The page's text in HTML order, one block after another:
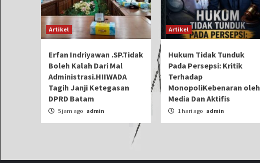
Artikel
Erfan Indriyawan .SP.Tidak
Boleh Kalah Dari Mal
Administrasi.HIIWADA
Tagih Janji Ketegasan
DPRD Batam
5 jam ago admin
Artikel
Hukum Tidak Tunduk
Pada Persepsi: Kritik
Terhadap
MonopoliKebenaran oleh
Media Dan Aktifis
1 hari ago admin